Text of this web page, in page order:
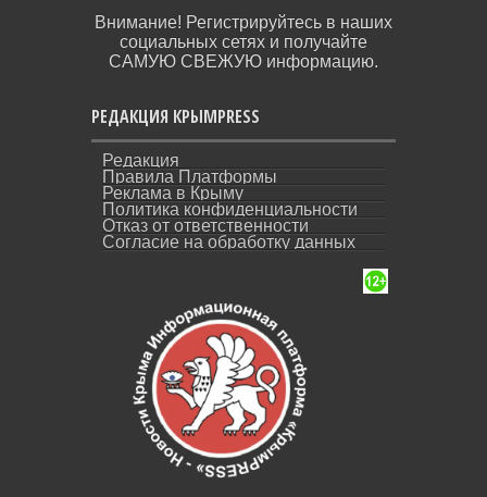
Внимание! Регистрируйтесь в наших
социальных сетях и получайте
САМУЮ СВЕЖУЮ информацию.
РЕДАКЦИЯ КРЫМPRESS
Редакция
Правила Платформы
Реклама в Крыму
Политика конфиденциальности
Отказ от ответственности
Согласие на обработку данных